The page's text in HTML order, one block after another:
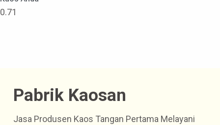
Pabrik Kaosan
Jasa Produsen Kaos Tangan Pertama Melayani